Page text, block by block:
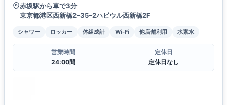
赤坂駅から車で3分
東京都港区西新橋2ｰ35ｰ2ハビウル西新橋2F
シャワー ロッカー 体組成計 Wi-Fi 他店舗利用 水素水
営業時間
24:00間
定休日
定休日なし